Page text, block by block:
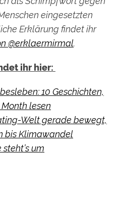
eingesetzten
Erklärung findet ihr
@erklaermirmal.
ihr hier:
10 Geschichten,
lesen
Welt gerade bewegt,
bis Klimawandel
steht’s um